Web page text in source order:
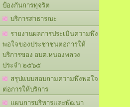
ป้องกันการทุจริต
บริการสาธารณะ
รายงานผลการประเมินความพึง
พอใจของประชาชนต่อการให้
บริการของ อบต.หนองพลวง
ประจำ ๒๕๖๕
สรุปแบบสอบถามความพึงพอใจ
ต่อการให้บริการ
แผนการบริหารและพัฒนา